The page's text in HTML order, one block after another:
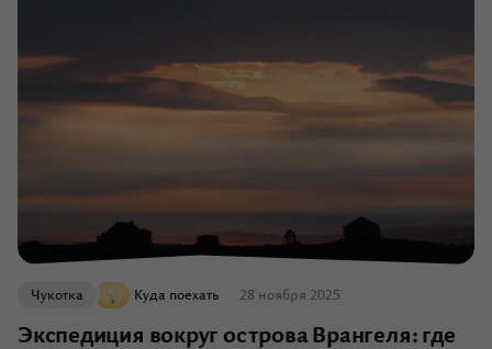
Куда поехать
Чукотка 28 ноября 2025
Экспедиция вокруг острова Врангеля: где